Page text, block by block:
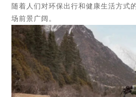
随着人们对环保出行和健康生活方式
场前景广阔。